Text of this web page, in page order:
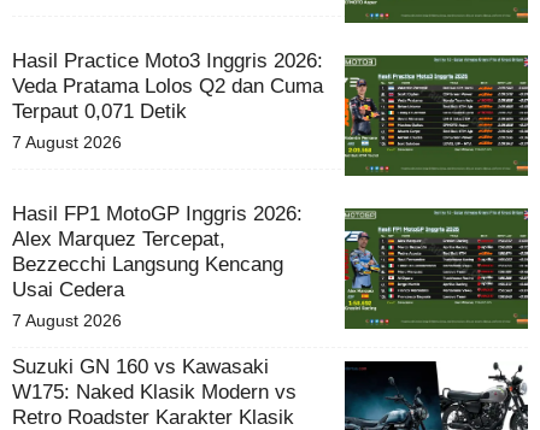
Hasil Practice Moto3 Inggris 2026:
Veda Pratama Lolos Q2 dan Cuma
Terpaut 0,071 Detik
7 August 2026
Hasil FP1 MotoGP Inggris 2026:
Alex Marquez Tercepat,
Bezzecchi Langsung Kencang
Usai Cedera
7 August 2026
Suzuki GN 160 vs Kawasaki
W175: Naked Klasik Modern vs
Retro Roadster Karakter Klasik